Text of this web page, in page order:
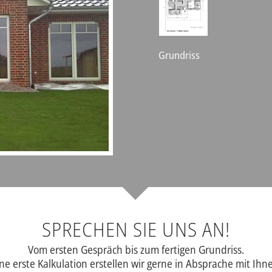
Grundriss
SPRECHEN SIE UNS AN!
Vom ersten Gespräch bis zum fertigen Grundriss.
erste Kalkulation erstellen wir gerne in Absprache mit